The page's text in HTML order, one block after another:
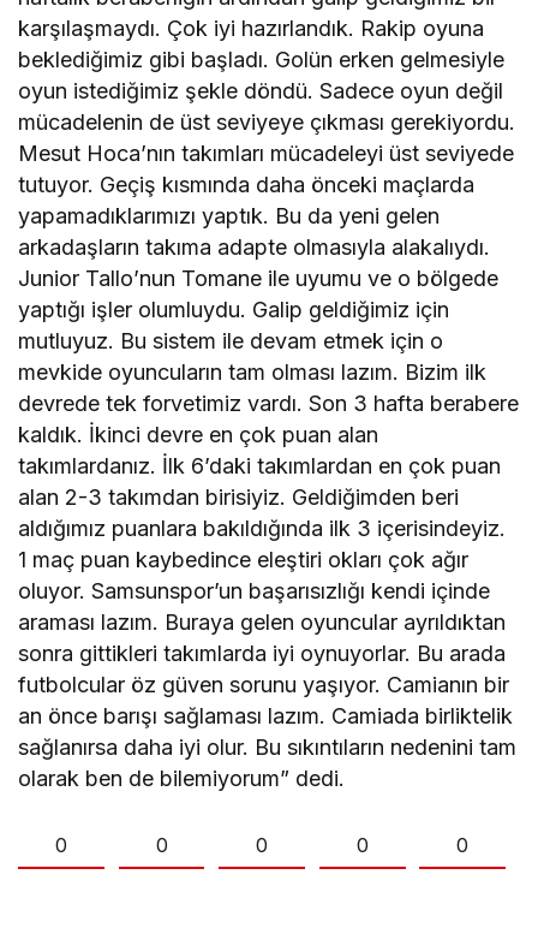
karşılaşmaydı. Çok iyi hazırlandık. Rakip oyuna
beklediğimiz gibi başladı. Golün erken gelmesiyle
oyun istediğimiz şekle döndü. Sadece oyun değil
mücadelenin de üst seviyeye çıkması gerekiyordu.
Mesut Hoca’nın takımları mücadeleyi üst seviyede
tutuyor. Geçiş kısmında daha önceki maçlarda
yapamadıklarımızı yaptık. Bu da yeni gelen
arkadaşların takıma adapte olmasıyla alakalıydı.
Junior Tallo’nun Tomane ile uyumu ve o bölgede
yaptığı işler olumluydu. Galip geldiğimiz için
mutluyuz. Bu sistem ile devam etmek için o
mevkide oyuncuların tam olması lazım. Bizim ilk
devrede tek forvetimiz vardı. Son 3 hafta berabere
kaldık. İkinci devre en çok puan alan
takımlardanız. İlk 6’daki takımlardan en çok puan
alan 2-3 takımdan birisiyiz. Geldiğimden beri
aldığımız puanlara bakıldığında ilk 3 içerisindeyiz.
1 maç puan kaybedince eleştiri okları çok ağır
oluyor. Samsunspor’un başarısızlığı kendi içinde
araması lazım. Buraya gelen oyuncular ayrıldıktan
sonra gittikleri takımlarda iyi oynuyorlar. Bu arada
futbolcular öz güven sorunu yaşıyor. Camianın bir
an önce barışı sağlaması lazım. Camiada birliktelik
sağlanırsa daha iyi olur. Bu sıkıntıların nedenini tam
olarak ben de bilemiyorum” dedi.
0 0 0 0 0